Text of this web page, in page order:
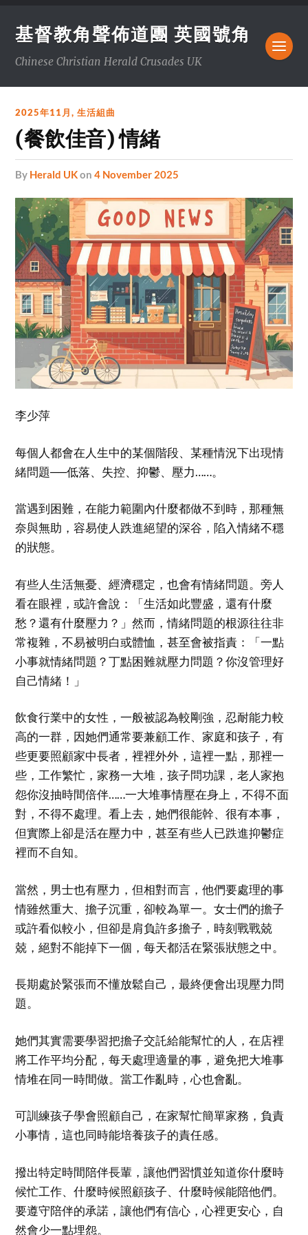
基督教角聲佈道團 英國號角
Chinese Christian Herald Crusades UK
2025年11月,生活組曲
(餐飲佳音) 情緒
by Herald UKon4 November 2025
李少萍
每個人都會在人生中的某個階段、某種情況下出現情
緒問題──低落、失控、抑鬱、壓力……。
當遇到困難，在能力範圍內什麼都做不到時，那種無
奈與無助，容易使人跌進絕望的深谷，陷入情緒不穩
的狀態。
有些人生活無憂、經濟穩定，也會有情緒問題。旁人
看在眼裡，或許會說：「生活如此豐盛，還有什麼
愁？還有什麼壓力？」然而，情緒問題的根源往往非
常複雜，不易被明白或體恤，甚至會被指責：「一點
小事就情緒問題？丁點困難就壓力問題？你沒管理好
自己情緒！」
飲食行業中的女性，一般被認為較剛強，忍耐能力較
高的一群，因她們通常要兼顧工作、家庭和孩子，有
些更要照顧家中長者，裡裡外外，這裡一點，那裡一
些，工作繁忙，家務一大堆，孩子問功課，老人家抱
怨你沒抽時間倍伴……一大堆事情壓在身上，不得不面
對，不得不處理。看上去，她們很能幹、很有本事，
但實際上卻是活在壓力中，甚至有些人已跌進抑鬱症
裡而不自知。
當然，男士也有壓力，但相對而言，他們要處理的事
情雖然重大、擔子沉重，卻較為單一。女士們的擔子
或許看似較小，但卻是肩負許多擔子，時刻戰戰兢
兢，絕對不能掉下一個，每天都活在緊張狀態之中。
長期處於緊張而不懂放鬆自己，最終便會出現壓力問
題。
她們其實需要學習把擔子交託給能幫忙的人，在店裡
將工作平均分配，每天處理適量的事，避免把大堆事
情堆在同一時間做。當工作亂時，心也會亂。
可訓練孩子學會照顧自己，在家幫忙簡單家務，負責
小事情，這也同時能培養孩子的責任感。
撥出特定時間陪伴長輩，讓他們習慣並知道你什麼時
候忙工作、什麼時候照顧孩子、什麼時候能陪他們。
要遵守陪伴的承諾，讓他們有信心，心裡更安心，自
然會少一點埋怨。